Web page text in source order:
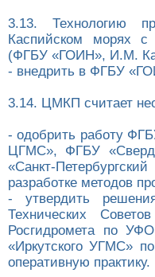
3.13. Технологию
Каспийском морях
(ФГБУ «ГОИН», И.М.
- внедрить в ФГБУ
3.14. ЦМКП считает
- одобрить работу
ЦГМС», ФГБУ
«Санкт-
разработке методов
- утвердить
Технических
Росгидромета по
«Иркутского УГМС»
оперативную практику.